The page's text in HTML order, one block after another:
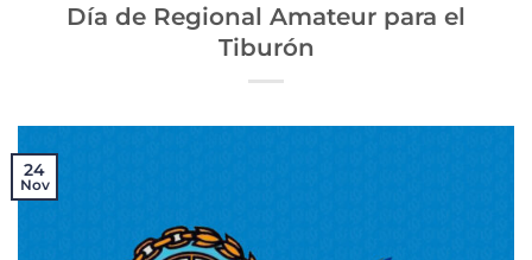
Día de Regional Amateur para el
Tiburón
24
Nov